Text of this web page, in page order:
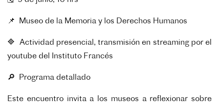
📌 Museo de la Memoria y los Derechos Humanos
🔷 Actividad presencial, transmisión en streaming por el
youtube del Instituto Francés
🔎 Programa detallado
Este encuentro invita a los museos a reflexionar sobre